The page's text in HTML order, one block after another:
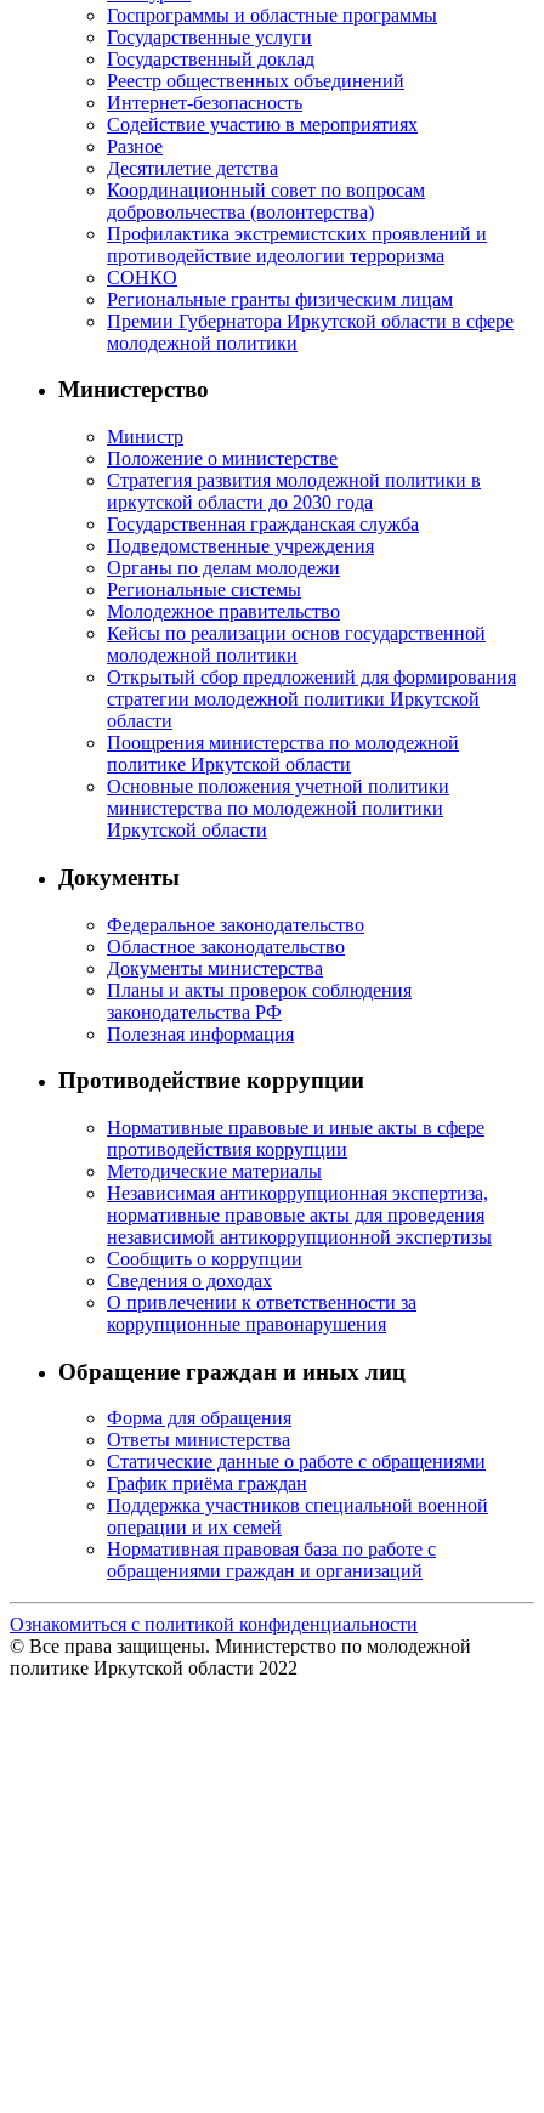
Госпрограммы и областные программы
Государственные услуги
Государственный доклад
Реестр общественных объединений
Интернет-безопасность
Содействие участию в мероприятиях
Разное
Десятилетие детства
Координационный совет по вопросам
добровольчества (волонтерства)
Профилактика экстремистских проявлений и
противодействие идеологии терроризма
СОНКО
Региональные гранты физическим лицам
Премии Губернатора Иркутской области в сфере
молодежной политики
Министерство
Министр
Положение о министерстве
Стратегия развития молодежной политики в
иркутской области до 2030 года
Государственная гражданская служба
Подведомственные учреждения
Органы по делам молодежи
Региональные системы
Молодежное правительство
Кейсы по реализации основ государственной
молодежной политики
Открытый сбор предложений для формирования
стратегии молодежной политики Иркутской
области
Поощрения министерства по молодежной
политике Иркутской области
Основные положения учетной политики
министерства по молодежной политики
Иркутской области
Документы
Федеральное законодательство
Областное законодательство
Документы министерства
Планы и акты проверок соблюдения
законодательства РФ
Полезная информация
Противодействие коррупции
Нормативные правовые и иные акты в сфере
противодействия коррупции
Методические материалы
Независимая антикоррупционная экспертиза,
нормативные правовые акты для проведения
независимой антикоррупционной экспертизы
Сообщить о коррупции
Сведения о доходах
О привлечении к ответственности за
коррупционные правонарушения
Обращение граждан и иных лиц
Форма для обращения
Ответы министерства
Статические данные о работе с обращениями
График приёма граждан
Поддержка участников специальной военной
операции и их семей
Нормативная правовая база по работе с
обращениями граждан и организаций
Ознакомиться с политикой конфиденциальности
© Все права защищены. Министерство по молодежной
политике Иркутской области 2022